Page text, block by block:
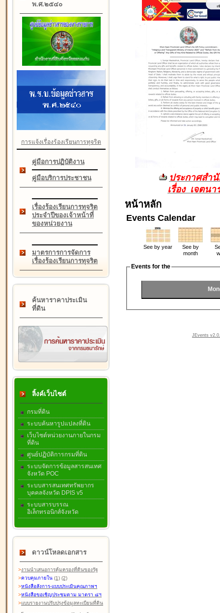
พ.ศ.๒๕๔๐
การแจ้งเรื่องร้องเรียนการทุจริต
คู่มือการปฏิบัติงาน
คู่มือบริการประชาชน
เรื่องร้องเรียนการทุจริต
ประจำปีของเจ้าหน้าที่
ของหน่วยงาน
มาตรการการจัดการ
เรื่องร้องเรียนการทุจริต
ค้นหาราคาประเมิน
ที่ดิน
ลิ้งค์เว็บไซต์
กรมที่ดิน
ระบบค้นหารูปแปลงที่ดิน
เว็บไซต์หน่วยงานภายในกรม
ที่ดิน
ศูนย์ปฏิบัติการกรมที่ดิน
ระบบจัดการข้อมูลสารสนเทศ
จังหวัด POC
ระบบสารสนเทศทรัพยากร
บุคคลจังหวัด DPIS v5
ระบบสารบรรณ
อิเล็กทรอนิกส์จังหวัด
ดาวน์โหลดเอกสาร
>งานนำเสนอการคุ้มครองที่ดินของรัฐ
>ควบคุมภายใน (1) (2)
>หนังสือสังการ-แบบประเมินคุณภาพฯ
>หนังสือขอเชิญประชุมตาม มาตรา ๘ฯ
>แบบรายงานปรับปรุงข้อมูลทะเบียนที่ดิน
ประกาศสำ
เรื่อง เจตน
หน้าหลัก
Events Calendar
See by year
See by
month
Events for the
JEvents